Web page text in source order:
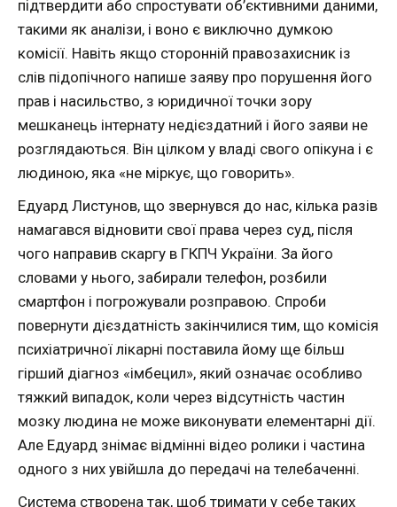
підтвердити або спростувати об’єктивними даними,
такими як аналізи, і воно є виключно думкою
комісії. Навіть якщо сторонній правозахисник із
слів підопічного напише заяву про порушення його
прав і насильство, з юридичної точки зору
мешканець інтернату недієздатний і його заяви не
розглядаються. Він цілком у владі свого опікуна і є
людиною, яка «не міркує, що говорить».
Едуард Листунов, що звернувся до нас, кілька разів
намагався відновити свої права через суд, після
чого направив скаргу в ГКПЧ України. За його
словами у нього, забирали телефон, розбили
смартфон і погрожували розправою. Спроби
повернути дієздатність закінчилися тим, що комісія
психіатричної лікарні поставила йому ще більш
гірший діагноз «імбецил», який означає особливо
тяжкий випадок, коли через відсутність частин
мозку людина не може виконувати елементарні дії.
Але Едуард знімає відмінні відео ролики і частина
одного з них увійшла до передачі на телебаченні.
Система створена так, щоб тримати у себе таких